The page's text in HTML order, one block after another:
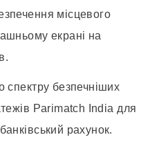
місцевого
екрані на
спектру безпечніших
Parimatch India для
рахунок.